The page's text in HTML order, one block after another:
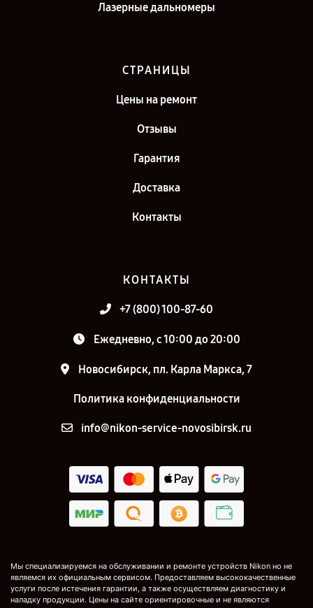
Лазерные дальномеры
СТРАНИЦЫ
Цены на ремонт
Отзывы
Гарантия
Доставка
Контакты
КОНТАКТЫ
+7 (800) 100-87-60
Ежедневно, с 10:00 до 20:00
Новосибирск, пл. Карла Маркса, 7
Политика конфиденциальности
info@nikon-service-novosibirsk.ru
Мы специализируемся на обслуживании и ремонте устройств Nikon но не
являемся их официальным сервисом. Предоставляем высококачественные
услуги после истечения гарантии, а также осуществляем диагностику и
наладку продукции. Цены на сайте ориентировочные и не являются